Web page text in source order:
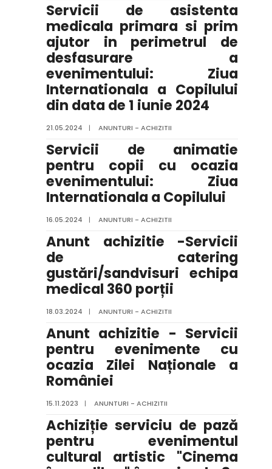
Servicii de asistenta
medicala primara si prim
ajutor in perimetrul de
desfasurare a
evenimentului: Ziua
Internationala a Copilului
din data de 1 iunie 2024
21.05.2024 | ANUNTURI - ACHIZITII
Servicii de animatie
pentru copii cu ocazia
evenimentului: Ziua
Internationala a Copilului
16.05.2024 | ANUNTURI - ACHIZITII
Anunt achizitie -Servicii
de catering
gustări/sandvisuri echipa
medical 360 porții
18.03.2024 | ANUNTURI - ACHIZITII
Anunt achizitie - Servicii
pentru evenimente cu
ocazia Zilei Naționale a
României
15.11.2023 | ANUNTURI - ACHIZITII
Achiziție serviciu de pază
pentru evenimentul
cultural artistic "Cinema